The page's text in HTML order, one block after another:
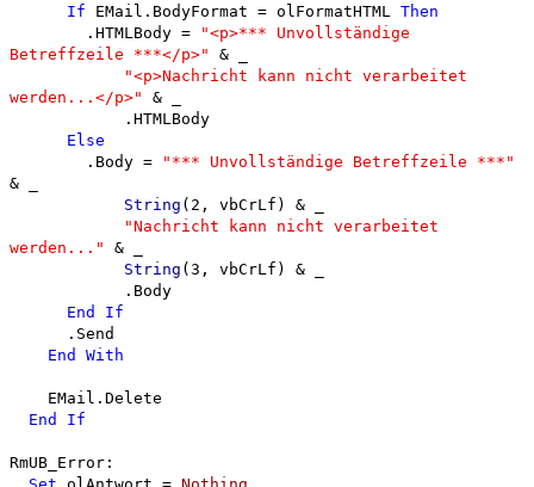
If EMail.BodyFormat = olFormatHTML Then
.HTMLBody =
"<p>*** Unvollständige
Betreffzeile ***</p>"
& _
"<p>Nachricht kann nicht verarbeitet
werden...</p>"
& _
.HTMLBody
Else
.Body =
"*** Unvollständige Betreffzeile ***"
& _
String (2, vbCrLf) & _
"Nachricht kann nicht verarbeitet
werden..."
& _
String (3, vbCrLf) & _
.Body
End
If
.Send
End
With
EMail.Delete
End
If
RmUB_Error: